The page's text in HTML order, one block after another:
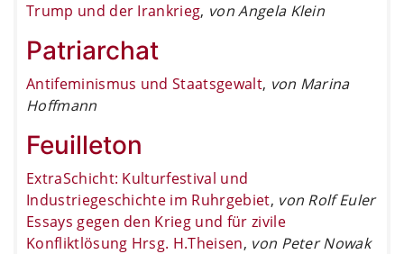
Trump und der Irankrieg, von Angela Klein
Patriarchat
Antifeminismus und Staatsgewalt, von Marina
Hoffmann
Feuilleton
ExtraSchicht: Kulturfestival und
Industriegeschichte im Ruhrgebiet, von Rolf Euler
Essays gegen den Krieg und für zivile
Konfliktlösung Hrsg. H.Theisen, von Peter Nowak